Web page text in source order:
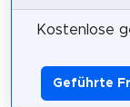
Kostenlose
Geführte